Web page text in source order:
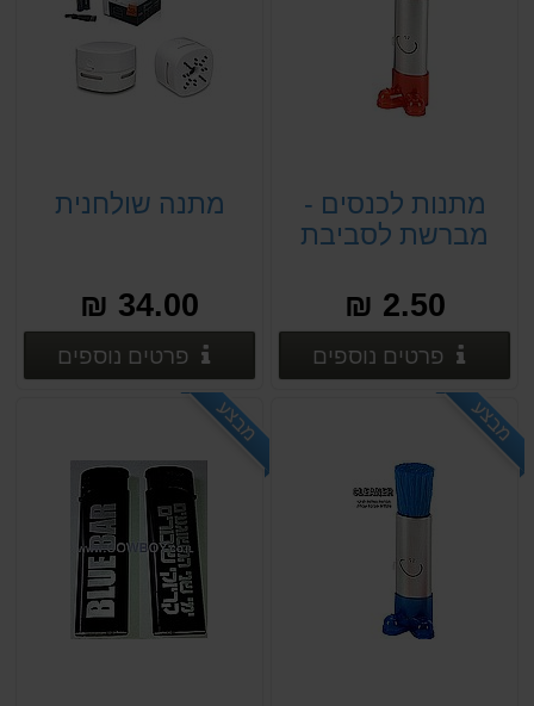
מתנות לכנסים -
מברשת לסביבת
2.50 ₪
פרטים נוספים פרטים נוספים
מתנה שולחנית
34.00 ₪
פרטים נוספים
מבצע מבצע